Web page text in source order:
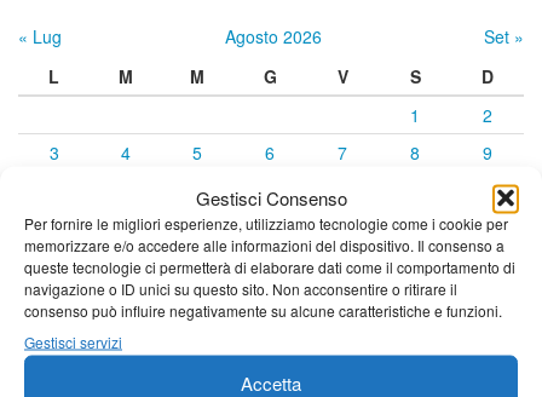
Gestisci Consenso
Per fornire le migliori esperienze, utilizziamo tecnologie come i cookie per
memorizzare e/o accedere alle informazioni del dispositivo. Il consenso a
queste tecnologie ci permetterà di elaborare dati come il comportamento di
navigazione o ID unici su questo sito. Non acconsentire o ritirare il
consenso può influire negativamente su alcune caratteristiche e funzioni.
Gestisci servizi
Accetta
« Lug Agosto 2026
Set »
L
M M G V S
D
1
2
3
4 5 6 7 8
9
12 13 14
16
17
18 19 20 21 22
23
24
25 26 27 28 29
30
31